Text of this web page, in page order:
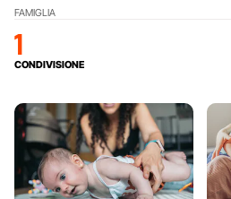
FAMIGLIA
1
CONDIVISIONE